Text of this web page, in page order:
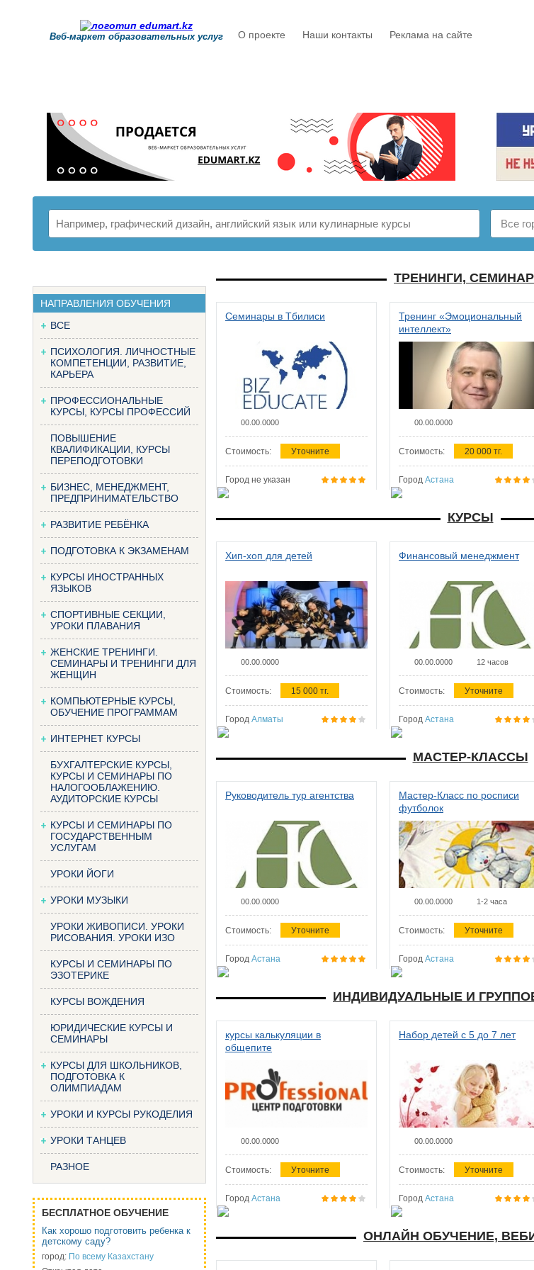
Веб-маркет образовательных услуг О проекте Наши контакты Реклама на сайте
НАПРАВЛЕНИЯ ОБУЧЕНИЯ
ВСЕ
ПСИХОЛОГИЯ. ЛИЧНОСТНЫЕ
КОМПЕТЕНЦИИ, РАЗВИТИЕ,
КАРЬЕРА
ПРОФЕССИОНАЛЬНЫЕ
КУРСЫ, КУРСЫ ПРОФЕССИЙ
ПОВЫШЕНИЕ
КВАЛИФИКАЦИИ, КУРСЫ
ПЕРЕПОДГОТОВКИ
БИЗНЕС, МЕНЕДЖМЕНТ,
ПРЕДПРИНИМАТЕЛЬСТВО
РАЗВИТИЕ РЕБЁНКА
ПОДГОТОВКА К ЭКЗАМЕНАМ
КУРСЫ ИНОСТРАННЫХ
ЯЗЫКОВ
СПОРТИВНЫЕ СЕКЦИИ,
УРОКИ ПЛАВАНИЯ
ЖЕНСКИЕ ТРЕНИНГИ.
СЕМИНАРЫ И ТРЕНИНГИ ДЛЯ
ЖЕНЩИН
КОМПЬЮТЕРНЫЕ КУРСЫ,
ОБУЧЕНИЕ ПРОГРАММАМ
ИНТЕРНЕТ КУРСЫ
БУХГАЛТЕРСКИЕ КУРСЫ,
КУРСЫ И СЕМИНАРЫ ПО
НАЛОГООБЛАЖЕНИЮ.
АУДИТОРСКИЕ КУРСЫ
КУРСЫ И СЕМИНАРЫ ПО
ГОСУДАРСТВЕННЫМ
УСЛУГАМ
УРОКИ ЙОГИ
УРОКИ МУЗЫКИ
УРОКИ ЖИВОПИСИ. УРОКИ
РИСОВАНИЯ. УРОКИ ИЗО
КУРСЫ И СЕМИНАРЫ ПО
ЭЗОТЕРИКЕ
КУРСЫ ВОЖДЕНИЯ
ЮРИДИЧЕСКИЕ КУРСЫ И
СЕМИНАРЫ
КУРСЫ ДЛЯ ШКОЛЬНИКОВ,
ПОДГОТОВКА К
ОЛИМПИАДАМ
УРОКИ И КУРСЫ РУКОДЕЛИЯ
УРОКИ ТАНЦЕВ
РАЗНОЕ
БЕСПЛАТНОЕ ОБУЧЕНИЕ
Как хорошо подготовить ребенка к
детскому саду?
город: По всему Казахстану
ТРЕНИНГИ,
Семинары в Тбилиси
00.00.0000
Стоимость: Уточните
Город не указан
Тренинг «Эмоциональный
интеллект»
00.00.0000
Стоимость: 20 000 тг.
Город Астана
КУРСЫ
Хип-хоп для детей
00.00.0000
Стоимость: 15 000 тг.
Город Алматы
Финансовый менеджмент
00.00.0000 12 часов
Стоимость: Уточните
Город Астана
МАСТЕР-КЛАССЫ
Руководитель тур агентства
00.00.0000
Стоимость: Уточните
Город Астана
Мастер-Класс по росписи
футболок
00.00.0000 1-2 часа
Стоимость: Уточните
Город Астана
ИНДИВИДУАЛЬНЫЕ И
курсы калькуляции в
общепите
00.00.0000
Стоимость: Уточните
Город Астана
Набор детей с 5 до 7 лет
00.00.0000
Стоимость: Уточните
Город Астана
ОНЛАЙН ОБУЧЕНИЕ,